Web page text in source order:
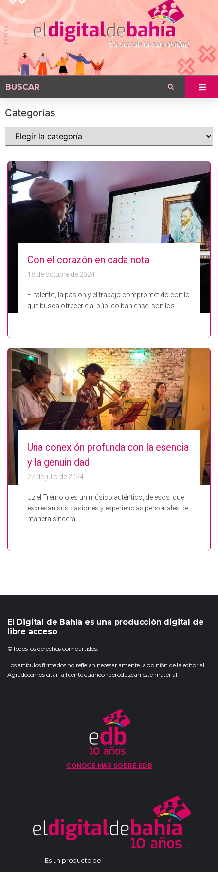
Categorías
Con el corazón en cada nota
18 de octubre de 2024
El talento, la pasión y el trabajo comprometido con lo
que busca ofrecerle al público bahiense, son los…
Una conexión profunda con la esencia
y la genuinidad
27 de julio de 2024
Uziel Trémolo es un músico auténtico, de esos que
expresan sus pasiones y experiencias personales de
manera sincera.…
El Digital de Bahía es una producción digital de
libre acceso
©Todos los derechos compartidos.
Los artículos firmados no reflejan necesariamente la opinión de la editorial.
Agradecemos citar la fuente cuando reproduzcan este material.
CONOCE MÁS SOBRE EDB
Es un producto de: